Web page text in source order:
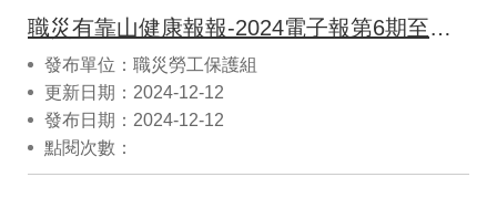
職災有靠山健康報報-2024電子報第6期至第8期。
發布單位：職災勞工保護組
更新日期：2024-12-12
發布日期：2024-12-12
點閱次數：